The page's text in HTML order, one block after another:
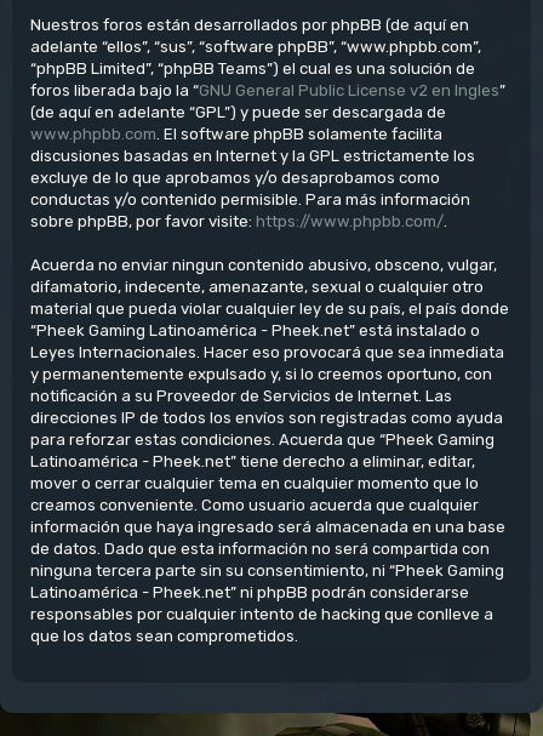
Nuestros foros están desarrollados por phpBB (de aquí en
adelante “ellos”, “sus”, “software phpBB”, “www.phpbb.com”,
“phpBB Limited”, “phpBB Teams”) el cual es una solución de
foros liberada bajo la “GNU General Public License v2 en Ingles”
(de aquí en adelante “GPL”) y puede ser descargada de
www.phpbb.com . El software phpBB solamente facilita
discusiones basadas en Internet y la GPL estrictamente los
excluye de lo que aprobamos y/o desaprobamos como
conductas y/o contenido permisible. Para más información
sobre phpBB, por favor visite: https://www.phpbb.com/
Acuerda no enviar ningun contenido abusivo, obsceno, vulgar,
difamatorio, indecente, amenazante, sexual o cualquier otro
material que pueda violar cualquier ley de su país, el país donde
“Pheek Gaming Latinoamérica - Pheek.net” está instalado o
Leyes Internacionales. Hacer eso provocará que sea inmediata
y permanentemente expulsado y, si lo creemos oportuno, con
notificación a su Proveedor de Servicios de Internet. Las
direcciones IP de todos los envíos son registradas como ayuda
para reforzar estas condiciones. Acuerda que “Pheek Gaming
Latinoamérica - Pheek.net” tiene derecho a eliminar, editar,
mover o cerrar cualquier tema en cualquier momento que lo
creamos conveniente. Como usuario acuerda que cualquier
información que haya ingresado será almacenada en una base
de datos. Dado que esta información no será compartida con
ninguna tercera parte sin su consentimiento, ni “Pheek Gaming
Latinoamérica - Pheek.net” ni phpBB podrán considerarse
responsables por cualquier intento de hacking que conlleve a
que los datos sean comprometidos.